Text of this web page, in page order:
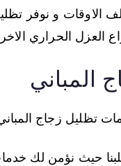
الاوقات و نوفر
العزل الحراري
المباني
تظليل زجاج المباني
حيث نؤمن لك